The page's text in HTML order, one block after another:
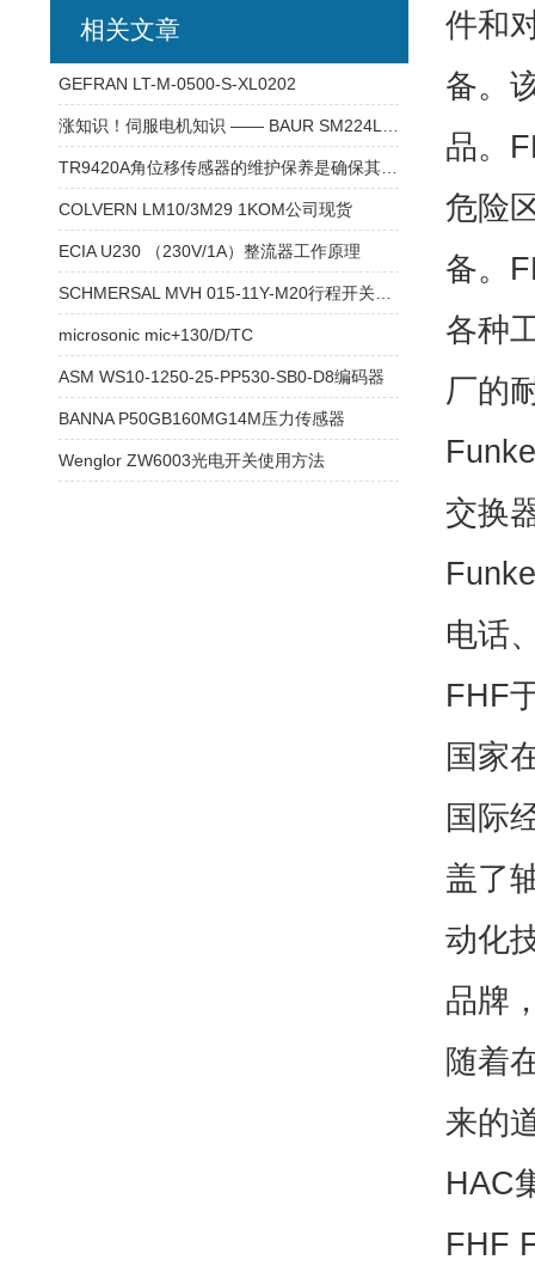
件和
备。
品。
危险
备。
各种
厂的
交换
电话
FHF
国家
国际
盖了
动化
品牌
随着
来的
HAC
FHF
相关文章
GEFRAN LT-M-0500-S-XL0202
COLVERN LM10/3M29 1KOM公司现货
ECIA U230 （230V/1A）整流器工作原理
microsonic mic+130/D/TC
ASM WS10-1250-25-PP530-SB0-D8编码器
BANNA P50GB160MG14M压力传感器
Wenglor ZW6003光电开关使用方法